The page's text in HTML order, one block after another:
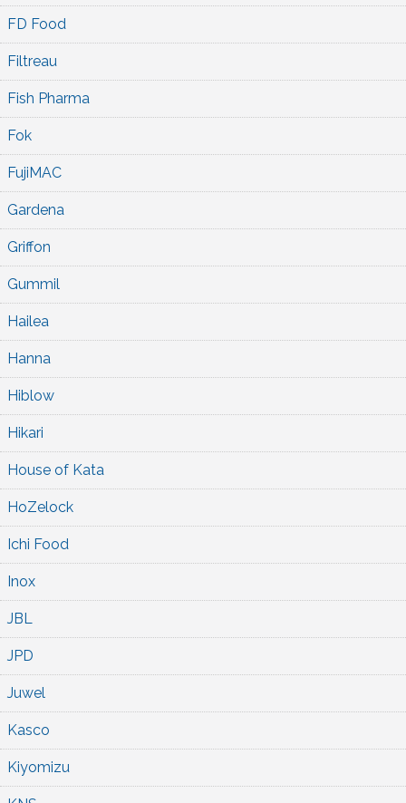
FD Food
Filtreau
Fish Pharma
Fok
FujiMAC
Gardena
Griffon
Gummil
Hailea
Hanna
Hiblow
Hikari
House of Kata
HoZelock
Ichi Food
Inox
JBL
JPD
Juwel
Kasco
Kiyomizu